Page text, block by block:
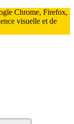
Chrome, Firefox,
visuelle et de